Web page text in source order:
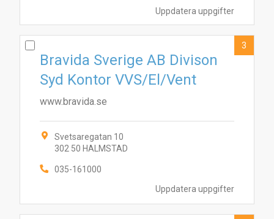
Uppdatera uppgifter
Uppdatera uppgifter
Bravida Sverige AB Divison
Syd Kontor VVS/El/Vent
www.bravida.se
Svetsaregatan 10
302 50 HALMSTAD
035-161000
3